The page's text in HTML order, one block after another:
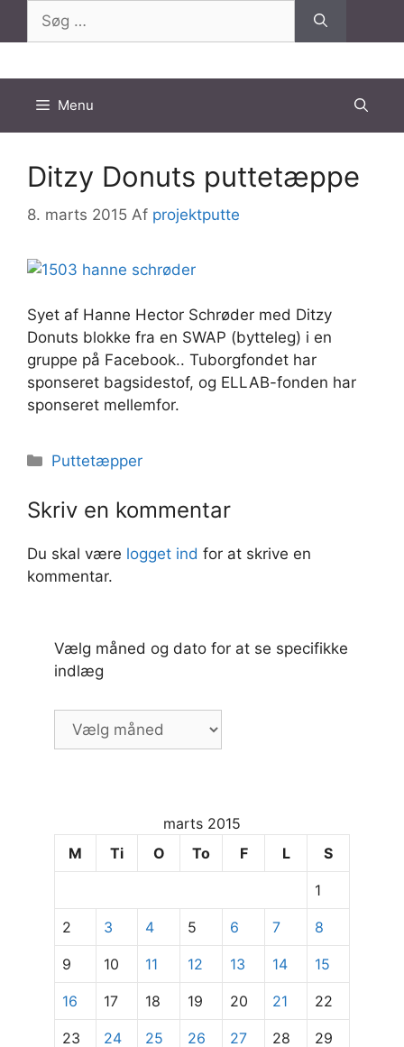
Søg
efter:
Menu
Ditzy Donuts puttetæppe
8. marts 2015 Af projektputte
Syet af Hanne Hector Schrøder med Ditzy
Donuts blokke fra en SWAP (bytteleg) i en
gruppe på Facebook.. Tuborgfondet har
sponseret bagsidestof, og ELLAB-fonden har
sponseret mellemfor.
Kategorier
Puttetæpper
Skriv en kommentar
Du skal være logget ind for at skrive en
kommentar.
Vælg måned og dato for at se specifikke
indlæg
Vælg
måned
specifikke
marts 2015
M
Ti O To F L S
1
2 3 4 5 6 7 8
9 10 11 12 13 14 15
16 17 18 19 20 21 22
23 24 25 26 27 28 29